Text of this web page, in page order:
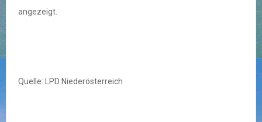
angezeigt.
Quelle: LPD Niederösterreich